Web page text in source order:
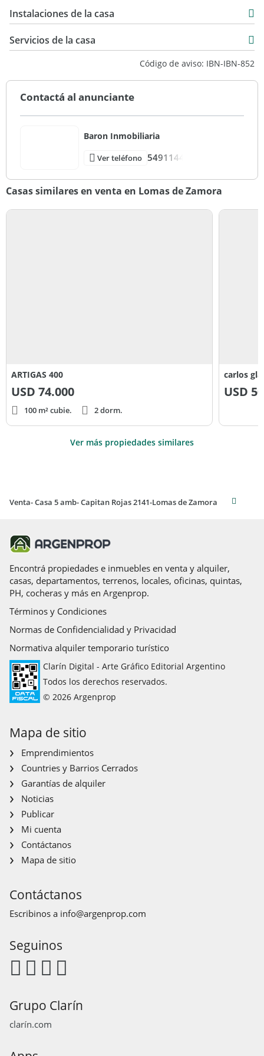
115 m2
Instalaciones de la casa
Servicios de la casa
Código de aviso: IBN-IBN-852
Contactá al anunciante
Baron Inmobiliaria
Ver teléfono 5491144
Casas similares en venta en Lomas de Zamora
ARTIGAS 400
USD 74.000
100 m² cubie. 2 dorm.
carlos
USD
Ver más propiedades similares
Venta- Casa 5 amb- Capitan Rojas 2141-Lomas de Zamora
Encontrá propiedades e inmuebles en venta y alquiler,
casas, departamentos, terrenos, locales, oficinas, quintas,
PH, cocheras y más en Argenprop.
Términos y Condiciones
Normas de Confidencialidad y Privacidad
Normativa alquiler temporario turístico
Clarín Digital - Arte Gráfico Editorial Argentino
Todos los derechos reservados.
© 2026 Argenprop
Mapa de sitio
Emprendimientos
Countries y Barrios Cerrados
Garantías de alquiler
Noticias
Publicar
Mi cuenta
Contáctanos
Mapa de sitio
Contáctanos
Escribinos a info@argenprop.com
Seguinos
Grupo Clarín
clarín.com